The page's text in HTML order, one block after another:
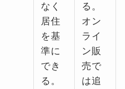
なく
居住
を基
準に
でき
る。
る。
オン
ライ
ン販
売で
は追